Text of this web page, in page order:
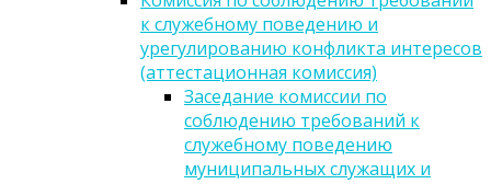
к служебному поведению и
урегулированию конфликта интересов
(аттестационная комиссия)
Заседание комиссии по
соблюдению требований к
служебному поведению
муниципальных служащих и